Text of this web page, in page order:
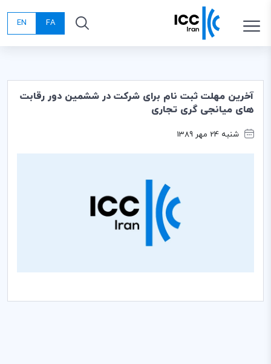
FA
EN
آخرین مهلت ثبت نام برای شرکت در ششمین دور رقابت
های میانجی گری تجاری
شنبه 24 مهر 1389